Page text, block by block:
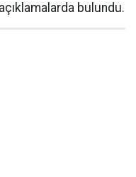
bulundu.